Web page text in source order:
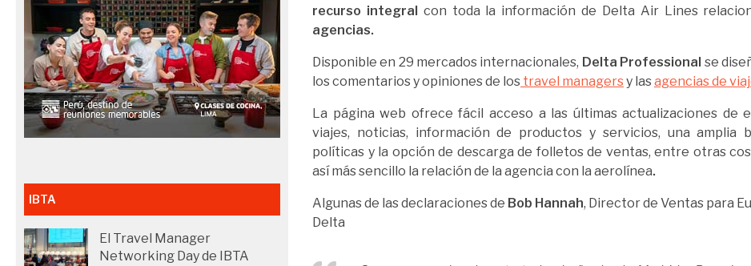
recurso integral con toda la información de Delta Air Lines
agencias.
Disponible en 29 mercados internacionales, Delta Professional se
los comentarios y opiniones de los travel managersy lasagencias de
La página web ofrece fácil acceso a las últimas actualizaciones de
viajes, noticias, información de productos y servicios, una amplia
políticas y la opción de descarga de folletos de ventas, entre otras
así más sencillo la relación de la agencia con la aerolínea.
Algunas de las declaraciones de Bob Hannah, Director de Ventas para
Delta
IBTA
El Travel Manager
Networking Day de IBTA